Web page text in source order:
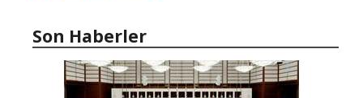
Son Haberler